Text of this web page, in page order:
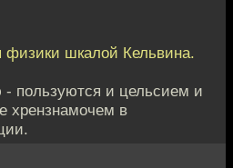
физики шкалой Кельвина.
- пользуются и цельсием и
хрензнамочем в